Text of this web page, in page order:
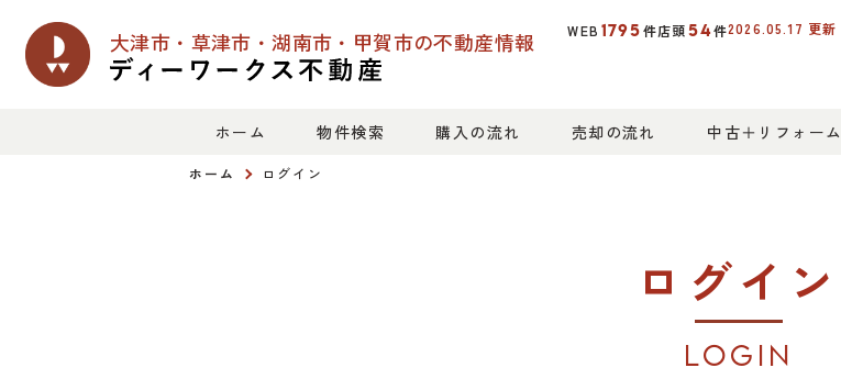
WEB 1795件店頭 54件2026.05.17 更新
大津市・草津市・湖南市・甲賀市の不動産情報
ホーム 物件検索 購入の流れ 売却の流れ 中古＋リフォーム
ホーム ログイン
ログイン
LOGIN